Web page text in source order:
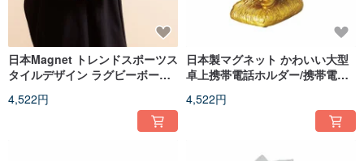
日本Magnet トレンドスポーツス
タイルデザイン ラグビーボール
グ
4,522円
日本製マグネット かわいい大型
卓上携帯電話ホルダー/携帯電話
4,522円